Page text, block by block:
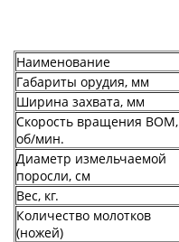
Наименование
Габариты орудия, мм
Ширина захвата, мм
Скорость вращения ВОМ,
об/мин.
Диаметр измельчаемой
поросли, см
Вес, кг.
Количество молотков
(ножей)